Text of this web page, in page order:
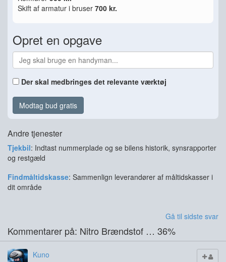
Skift af armatur i bruser 700 kr.
Opret en opgave
Der skal medbringes det relevante værktøj
Modtag bud gratis
Andre tjenester
Tjekbil: Indtast nummerplade og se bilens historik, synsrapporter
og restgæld
Findmåltidskasse: Sammenlign leverandører af måltidskasser i
dit område
Gå til sidste svar
Kommentarer på: Nitro Brændstof … 36%
Kuno